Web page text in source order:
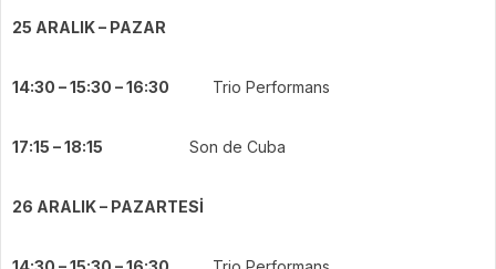
25 ARALIK – PAZAR
14:30 – 15:30 – 16:30 Trio Performans
17:15 – 18:15 Son de Cuba
26 ARALIK – PAZARTESİ